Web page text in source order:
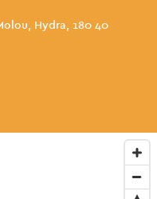
Hydra, 180 40